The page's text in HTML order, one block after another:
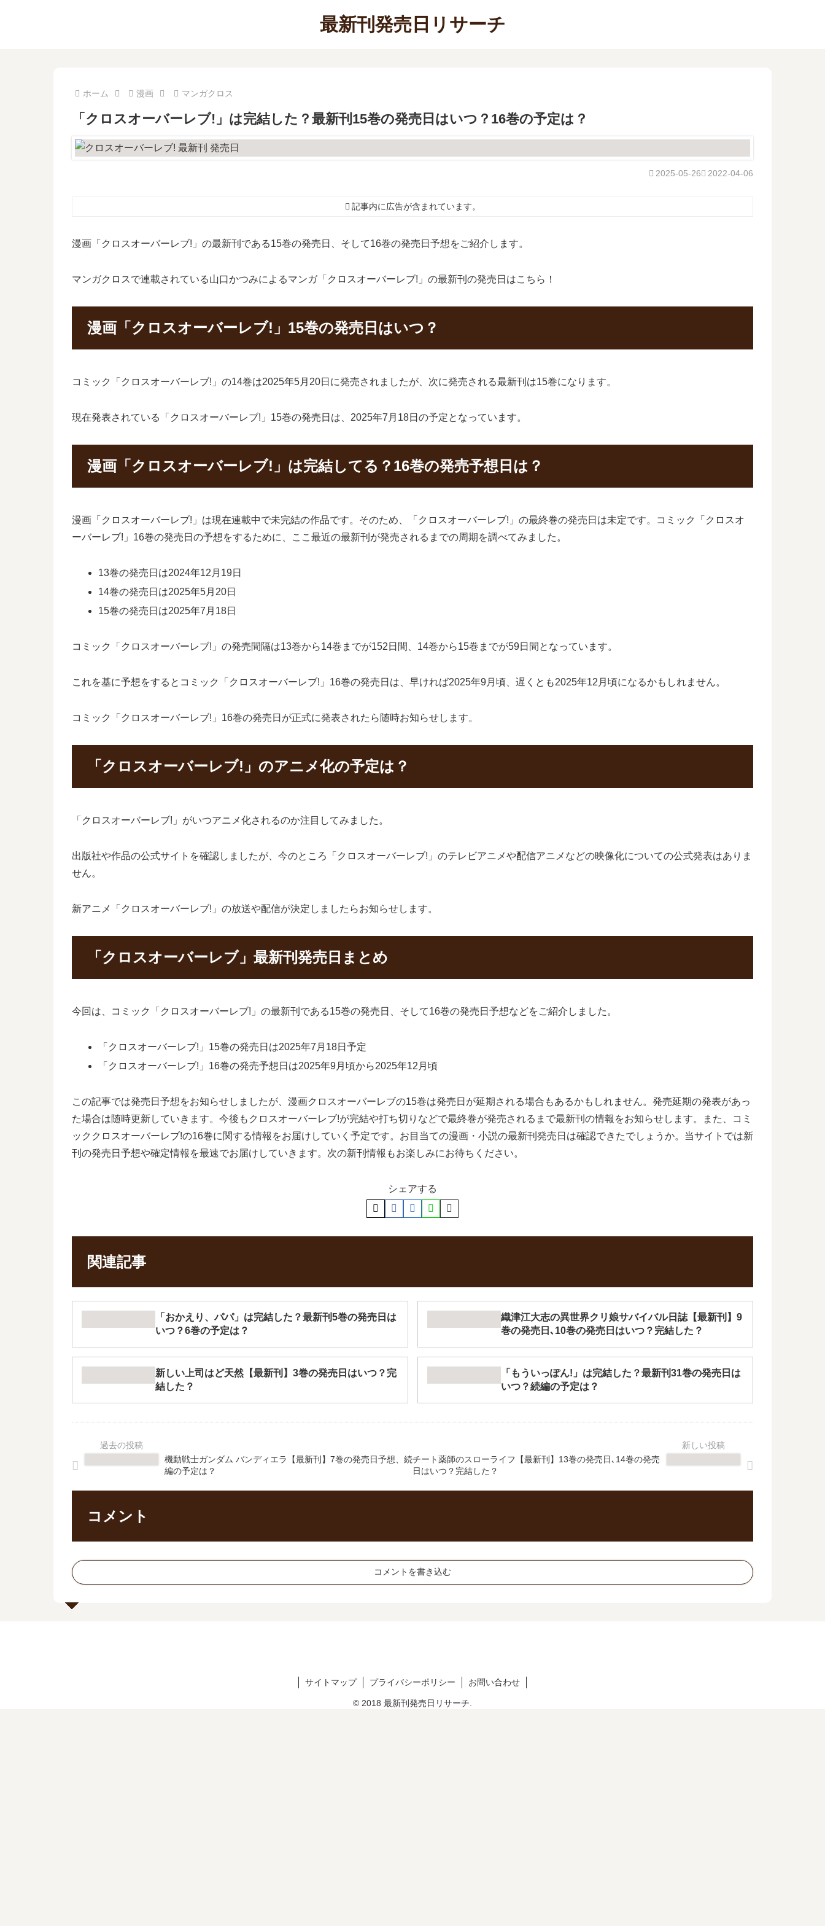
最新刊発売日リサーチ
ホーム 漫画 マンガクロス
「クロスオーバーレブ!」は完結した？最新刊15巻の発売日はいつ？16巻の予定は？
2022-04-06
2025-05-26
記事内に広告が含まれています。
漫画「クロスオーバーレブ!」の最新刊である15巻の発売日、そして16巻の発売日予想をご紹介します。
マンガクロスで連載されている山口かつみによるマンガ「クロスオーバーレブ!」の最新刊の発売日はこちら！
漫画「クロスオーバーレブ!」15巻の発売日はいつ？
コミック「クロスオーバーレブ!」の14巻は2025年5月20日に発売されましたが、次に発売される最新刊は15巻になります。
現在発表されている「クロスオーバーレブ!」15巻の発売日は、2025年7月18日の予定となっています。
漫画「クロスオーバーレブ!」は完結してる？16巻の発売予想日は？
漫画「クロスオーバーレブ!」は現在連載中で未完結の作品です。そのため、「クロスオーバーレブ!」の最終巻の発売日は未定です。コミック「クロスオ
ーバーレブ!」16巻の発売日の予想をするために、ここ最近の最新刊が発売されるまでの周期を調べてみました。
13巻の発売日は2024年12月19日
14巻の発売日は2025年5月20日
15巻の発売日は2025年7月18日
コミック「クロスオーバーレブ!」の発売間隔は13巻から14巻までが152日間、14巻から15巻までが59日間となっています。
これを基に予想をするとコミック「クロスオーバーレブ!」16巻の発売日は、早ければ2025年9月頃、遅くとも2025年12月頃になるかもしれません。
コミック「クロスオーバーレブ!」16巻の発売日が正式に発表されたら随時お知らせします。
「クロスオーバーレブ!」のアニメ化の予定は？
「クロスオーバーレブ!」がいつアニメ化されるのか注目してみました。
出版社や作品の公式サイトを確認しましたが、今のところ「クロスオーバーレブ!」のテレビアニメや配信アニメなどの映像化についての公式発表はありま
せん。
新アニメ「クロスオーバーレブ!」の放送や配信が決定しましたらお知らせします。
「クロスオーバーレブ」最新刊発売日まとめ
今回は、コミック「クロスオーバーレブ!」の最新刊である15巻の発売日、そして16巻の発売日予想などをご紹介しました。
「クロスオーバーレブ!」15巻の発売日は2025年7月18日予定
「クロスオーバーレブ!」16巻の発売予想日は2025年9月頃から2025年12月頃
この記事では発売日予想をお知らせしましたが、漫画クロスオーバーレブの15巻は発売日が延期される場合もあるかもしれません。発売延期の発表があっ
た場合は随時更新していきます。今後もクロスオーバーレブ!が完結や打ち切りなどで最終巻が発売されるまで最新刊の情報をお知らせします。また、コミ
ッククロスオーバーレブ!の16巻に関する情報をお届けしていく予定です。お目当ての漫画・小説の最新刊発売日は確認できたでしょうか。当サイトでは新
刊の発売日予想や確定情報を最速でお届けしていきます。次の新刊情報もお楽しみにお待ちください。
シェアする
関連記事
「おかえり、パパ」は完結した？最新刊5巻の発売日は
いつ？6巻の予定は？
織津江大志の異世界クリ娘サバイバル日誌【最新刊】9
巻の発売日､10巻の発売日はいつ？完結した？
新しい上司はど天然【最新刊】3巻の発売日はいつ？完
結した？
「もういっぽん!」は完結した？最新刊31巻の発売日は
いつ？続編の予定は？
機動戦士ガンダム バンディエラ【最新刊】7巻の発売日予想、続
編の予定は？
チート薬師のスローライフ【最新刊】13巻の発売日､14巻の発売
日はいつ？完結した？
コメント
コメントを書き込む
サイトマップ プライバシーポリシー お問い合わせ
© 2018 最新刊発売日リサーチ.